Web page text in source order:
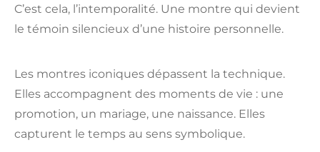
C’est cela, l’intemporalité. Une montre qui devient
le témoin silencieux d’une histoire personnelle.
Les montres iconiques dépassent la technique.
Elles accompagnent des moments de vie : une
promotion, un mariage, une naissance. Elles
capturent le temps au sens symbolique.